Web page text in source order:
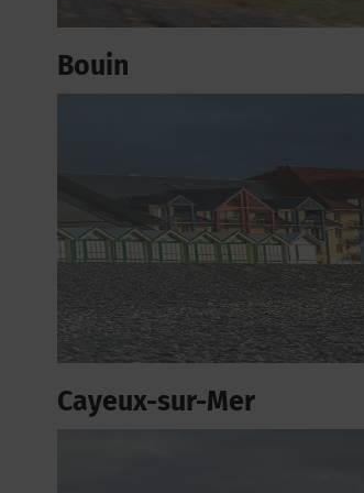
Bouin
Cayeux-sur-Mer